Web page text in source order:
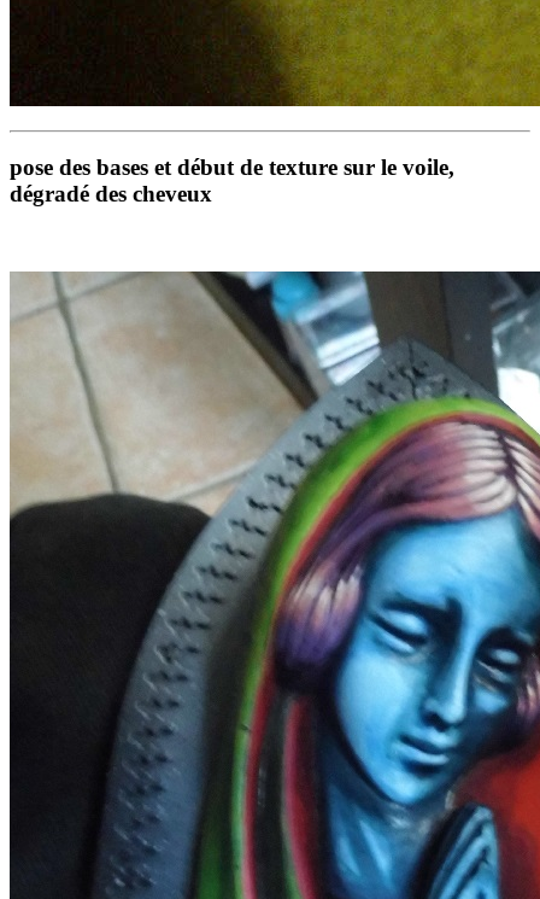
pose des bases et début de texture sur le voile,
dégradé des cheveux